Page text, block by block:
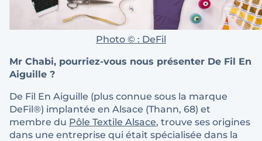
Photo © : DeFil
Mr Chabi, pourriez-vous nous présenter De Fil En
Aiguille ?
De Fil En Aiguille (plus connue sous la marque
DeFil®) implantée en Alsace (Thann, 68) et
membre du Pôle Textile Alsace, trouve ses origines
dans une entreprise qui était spécialisée dans la